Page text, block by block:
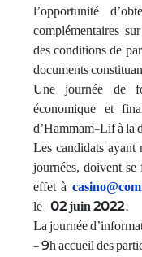
l’opportunité
complémentaires
des conditions de
documents
Une journée de
économique et
d’Hammam-Lif à la
Les candidats
journées, doivent se
effet à
le 02 juin2022.
La journée
- 9h accueil des